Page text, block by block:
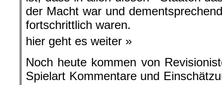
der Macht war und
fortschrittlich waren.
hier geht es weiter »
Noch heute kommen von
Spielart Kommentare und